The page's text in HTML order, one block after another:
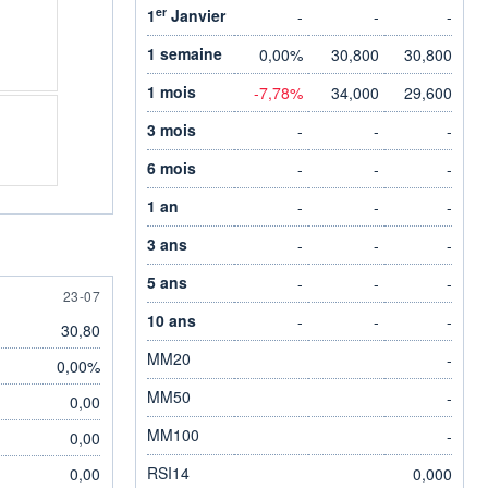
23 JULY
23-07
30,80
0,00%
0,00
0,00
0,00
1erJanvier - -
-
1 semaine
0,00% 30,800
30,800
1 mois
-7,78% 34,000
29,600
3 mois
- -
-
6 mois
- -
-
1 an
- -
-
3 ans
- -
-
5 ans
- -
-
10 ans
- -
-
MM20
-
MM50
-
MM100
-
RSI14
0,000